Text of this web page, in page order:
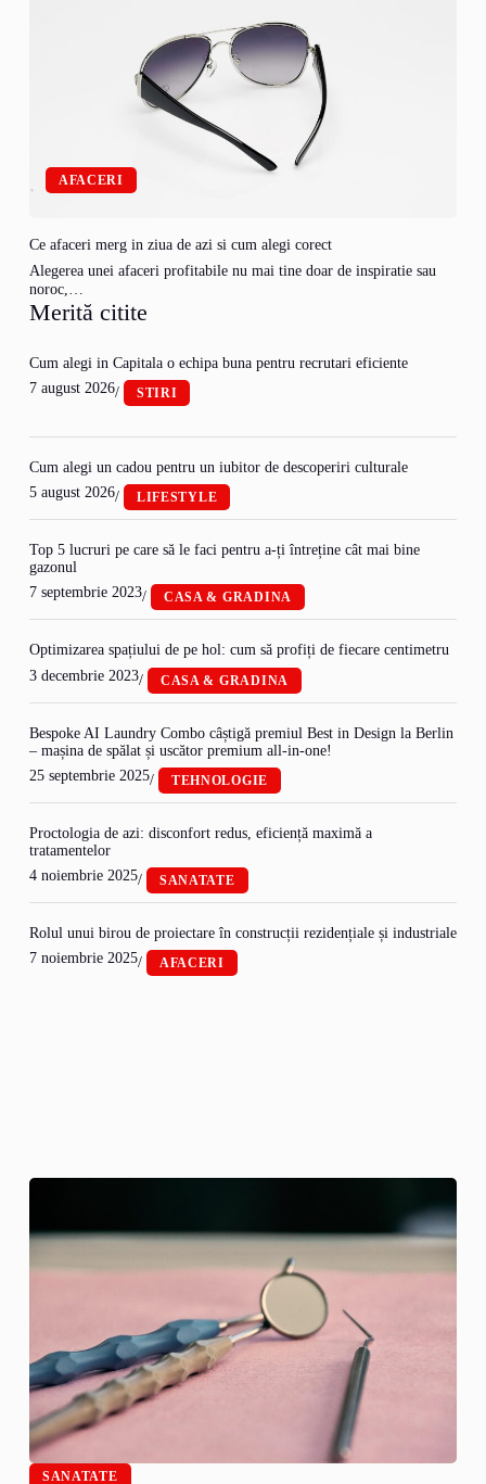
AFACERI
Ce afaceri merg in ziua de azi si cum alegi corect
Alegerea unei afaceri profitabile nu mai tine doar de inspiratie sau
noroc,…
Merită citite
Cum alegi in Capitala o echipa buna pentru recrutari eficiente
7 august 2026/ STIRI
Cum alegi un cadou pentru un iubitor de descoperiri culturale
5 august 2026/ LIFESTYLE
Top 5 lucruri pe care să le faci pentru a-ți întreține cât mai bine
gazonul
7 septembrie 2023/ CASA & GRADINA
Optimizarea spațiului de pe hol: cum să profiți de fiecare centimetru
3 decembrie 2023/ CASA & GRADINA
Bespoke AI Laundry Combo câștigă premiul Best in Design la Berlin
– mașina de spălat și uscător premium all-in-one!
25 septembrie 2025/ TEHNOLOGIE
Proctologia de azi: disconfort redus, eficiență maximă a
tratamentelor
4 noiembrie 2025/ SANATATE
Rolul unui birou de proiectare în construcții rezidențiale și industriale
7 noiembrie 2025/ AFACERI
SANATATE